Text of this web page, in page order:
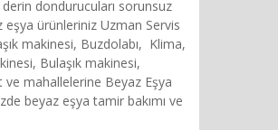
dondurucuları sorunsuz
eşya ürünleriniz Uzman Servis
makinesi, Buzdolabı, Klima,
Bulaşık makinesi,
ve mahallelerine Beyaz Eşya
beyaz eşya tamir bakımı ve